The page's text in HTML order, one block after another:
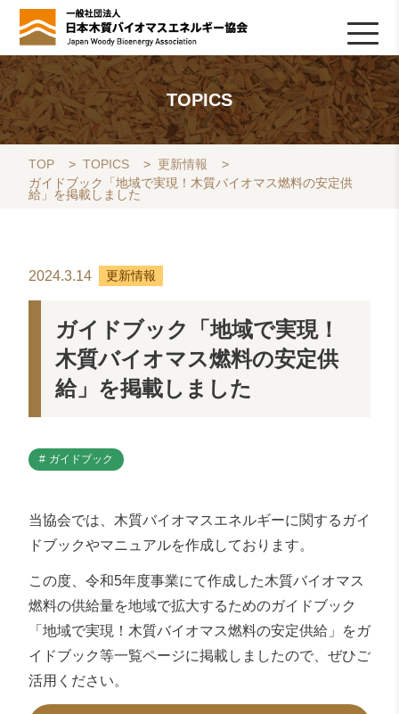
HOME
TOPICS
協会について
木質バイオマスの基礎知識
協会の活動
ライブラリ
データベース
Q&A
リンク集
お問い合わせ
会員専用
採用情報
TOPICS
TOP > TOPICS > 更新情報
>
ガイドブック「地域で実現！木質バイオマス燃料の安定供
給」を掲載しました
2024.3.14 更新情報
ガイドブック「地域で実現！
木質バイオマス燃料の安定供
給」を掲載しました
ガイドブック
当協会では、木質バイオマスエネルギーに関するガイ
ドブックやマニュアルを作成しております。
この度、令和5年度事業にて作成した木質バイオマス
燃料の供給量を地域で拡大するためのガイドブック
「地域で実現！木質バイオマス燃料の安定供給」をガ
イドブック等一覧ページに掲載しましたので、ぜひご
活用ください。